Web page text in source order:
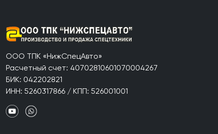
ООО ТПК «НижСпецАвто»
Расчетный счет: 40702810601070004267
БИК: 042202821
ИНН: 5260317866 / КПП: 526001001